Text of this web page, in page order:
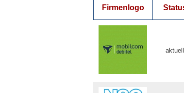
Firmenlogo
aktuell